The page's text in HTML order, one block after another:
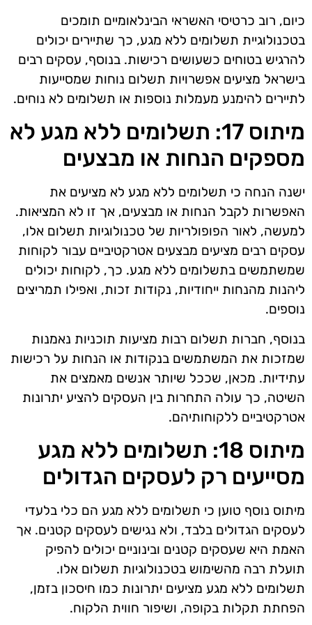
כיום, רוב כרטיסי האשראי הבינלאומיים תומכים
בטכנולוגיית תשלומים ללא מגע, כך שתיירים יכולים
להרגיש בטוחים כשעושים רכישות. בנוסף, עסקים רבים
בישראל מציעים אפשרויות תשלום נוחות שמסייעות
לתיירים להימנע מעמלות נוספות או תשלומים לא נוחים.
מיתוס 17: תשלומים ללא מגע לא
מספקים הנחות או מבצעים
ישנה הנחה כי תשלומים ללא מגע לא מציעים את
האפשרות לקבל הנחות או מבצעים, אך זו לא המציאות.
למעשה, לאור הפופולריות של טכנולוגיות תשלום אלו,
עסקים רבים מציעים מבצעים אטרקטיביים עבור לקוחות
שמשתמשים בתשלומים ללא מגע. כך, לקוחות יכולים
ליהנות מהנחות ייחודיות, נקודות זכות, ואפילו תמריצים
נוספים.
בנוסף, חברות תשלום רבות מציעות תוכניות נאמנות
שמזכות את המשתמשים בנקודות או הנחות על רכישות
עתידיות. מכאן, שככל שיותר אנשים מאמצים את
השיטה, כך עולה התחרות בין העסקים להציע יתרונות
אטרקטיביים ללקוחותיהם.
מיתוס 18: תשלומים ללא מגע
מסייעים רק לעסקים הגדולים
מיתוס נוסף טוען כי תשלומים ללא מגע הם כלי בלעדי
לעסקים הגדולים בלבד, ולא נגישים לעסקים קטנים. אך
האמת היא שעסקים קטנים ובינוניים יכולים להפיק
תועלת רבה מהשימוש בטכנולוגיות תשלום אלו.
תשלומים ללא מגע מציעים יתרונות כמו חיסכון בזמן,
הפחתת תקלות בקופה, ושיפור חווית הלקוח.